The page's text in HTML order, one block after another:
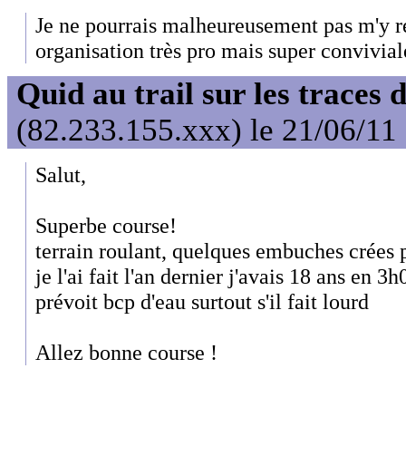
Je ne pourrais malheureusement pas m'y
organisation très pro mais super
Quid au trail sur les traces
(82.233.155.xxx) le 21/06/11
Salut,
Superbe course!
terrain roulant, quelques embuches crées
je l'ai fait l'an dernier j'avais 18 ans en
prévoit bcp d'eau surtout s'il fait lourd
Allez bonne course !